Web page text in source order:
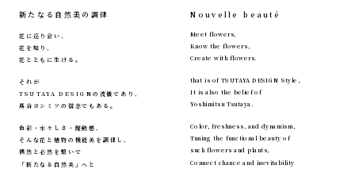
新たなる自然美の調律
花に巡り会い、
花を知り、
花とともに生ける。
それが
TSUTAYA DESIGNの流儀であり、
蔦谷ヨシミツの信念でもある。
色彩・水々しさ・躍動感、
そんな花と植物の機能美を調律し、
偶然と必然を繋いで
「新たなる自然美」へと
Nouvelle beauté
Meet flowers,
Know the flowers,
Create with flowers.
that is of TSUTAYA DESIGN Style,
It is also the belief of
Yoshimitsu Tsutaya.
Color, freshness, and dynamism,
Tuning the functional beauty of
such flowers and plants,
Connect chance and inevitability